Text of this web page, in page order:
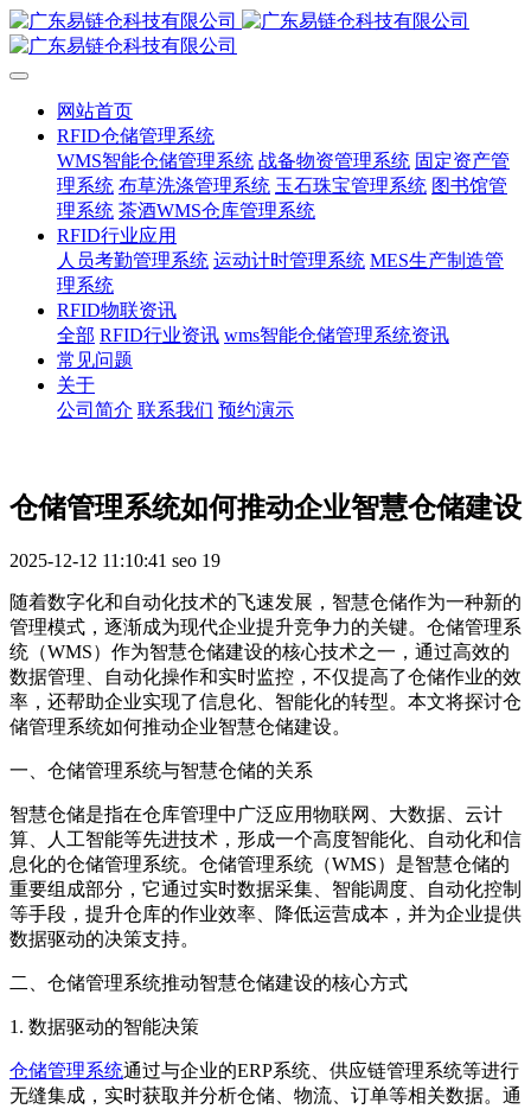
网站首页
RFID仓储管理系统
WMS智能仓储管理系统 战备物资管理系统 固定资产管
理系统 布草洗涤管理系统 玉石珠宝管理系统 图书馆管
理系统 茶酒WMS仓库管理系统
RFID行业应用
人员考勤管理系统 运动计时管理系统 MES生产制造管
理系统
RFID物联资讯
全部 RFID行业资讯 wms智能仓储管理系统资讯
常见问题
关于
公司简介 联系我们 预约演示
仓储管理系统如何推动企业智慧仓储建设
2025-12-12 11:10:41 seo 19
随着数字化和自动化技术的飞速发展，智慧仓储作为一种新的
管理模式，逐渐成为现代企业提升竞争力的关键。仓储管理系
统（WMS）作为智慧仓储建设的核心技术之一，通过高效的
数据管理、自动化操作和实时监控，不仅提高了仓储作业的效
率，还帮助企业实现了信息化、智能化的转型。本文将探讨仓
储管理系统如何推动企业智慧仓储建设。
一、仓储管理系统与智慧仓储的关系
智慧仓储是指在仓库管理中广泛应用物联网、大数据、云计
算、人工智能等先进技术，形成一个高度智能化、自动化和信
息化的仓储管理系统。仓储管理系统（WMS）是智慧仓储的
重要组成部分，它通过实时数据采集、智能调度、自动化控制
等手段，提升仓库的作业效率、降低运营成本，并为企业提供
数据驱动的决策支持。
二、仓储管理系统推动智慧仓储建设的核心方式
1. 数据驱动的智能决策
仓储管理系统通过与企业的ERP系统、供应链管理系统等进行
无缝集成，实时获取并分析仓储、物流、订单等相关数据。通